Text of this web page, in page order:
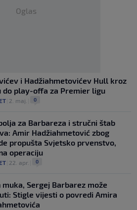
Oglas
i Hadžiahmetovićev Hull kroz
do play-offa za Premier ligu
2. maj. 0
za Barbareza i stručni štab
Amir Hadžiahmetović zbog
propušta Svjetsko prvenstvo,
operaciju
22. apr. 0
muka, Sergej Barbarez može
Stigle vijesti o povredi Amira